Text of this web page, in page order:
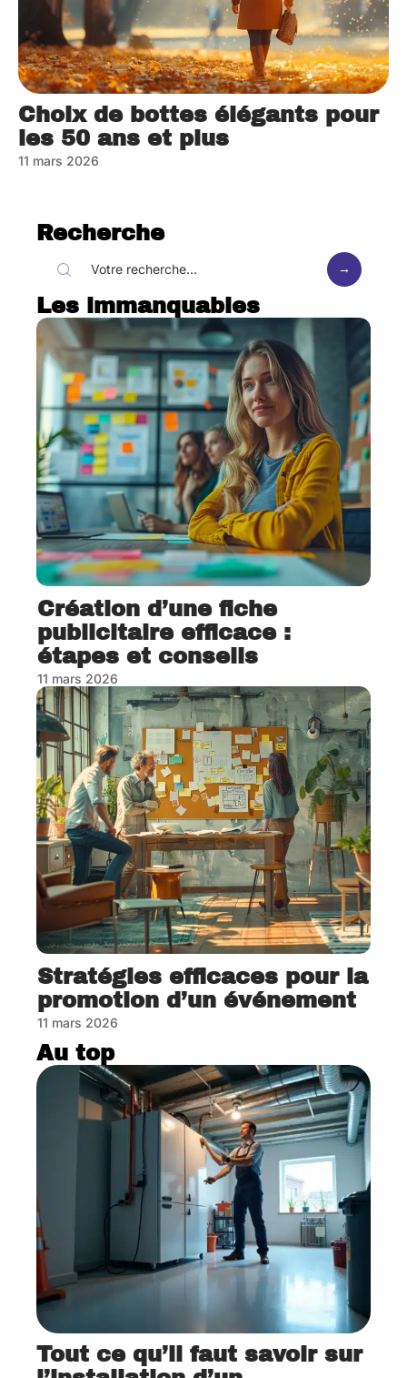
Choix de bottes élégants pour
les 50 ans et plus
11 mars 2026
Recherche
Les immanquables
Création d’une fiche
publicitaire efficace :
étapes et conseils
11 mars 2026
Stratégies efficaces pour la
promotion d’un événement
11 mars 2026
Au top
Tout ce qu’il faut savoir sur